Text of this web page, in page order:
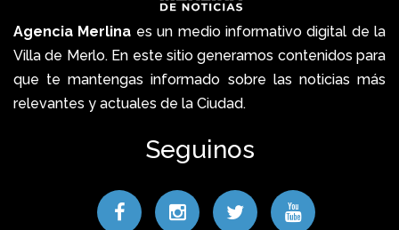
Agencia Merlina es un medio informativo digital de la
Villa de Merlo. En este sitio generamos contenidos para
que te mantengas informado sobre las noticias más
relevantes y actuales de la Ciudad.
Seguinos